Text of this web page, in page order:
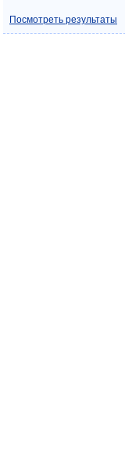
Посмотреть результаты